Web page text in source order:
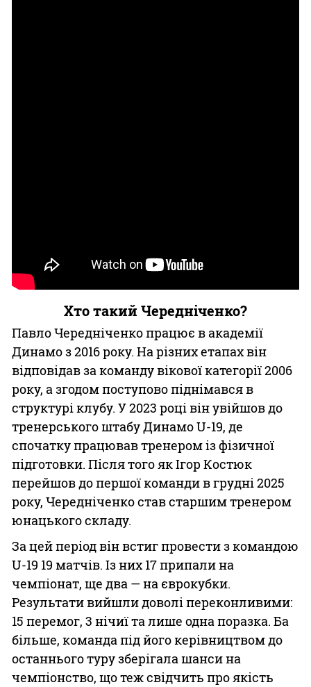
Хто такий Чередніченко?
Павло Чередніченко працює в академії
Динамо з 2016 року. На різних етапах він
відповідав за команду вікової категорії 2006
року, а згодом поступово піднімався в
структурі клубу. У 2023 році він увійшов до
тренерського штабу Динамо U-19, де
спочатку працював тренером із фізичної
підготовки. Після того як Ігор Костюк
перейшов до першої команди в грудні 2025
року, Чередніченко став старшим тренером
юнацького складу.
За цей період він встиг провести з командою
U-19 19 матчів. Із них 17 припали на
чемпіонат, ще два — на єврокубки.
Результати вийшли доволі переконливими:
15 перемог, 3 нічиї та лише одна поразка. Ба
більше, команда під його керівництвом до
останнього туру зберігала шанси на
чемпіонство, що теж свідчить про якість